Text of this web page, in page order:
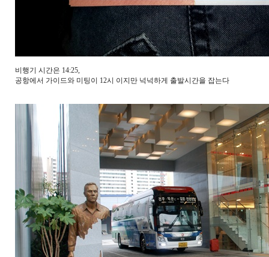
비행기 시간은 14:25,
공항에서 가이드와 미팅이 12시 이지만 넉넉하게 출발시간을 잡는다